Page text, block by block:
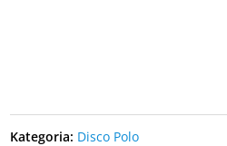
Kategoria: Disco Polo